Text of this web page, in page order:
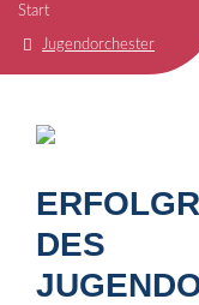
Start
Jugendorchester
DES